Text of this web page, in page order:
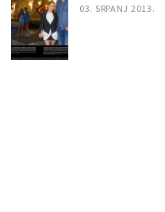
03. SRPANJ 2013.